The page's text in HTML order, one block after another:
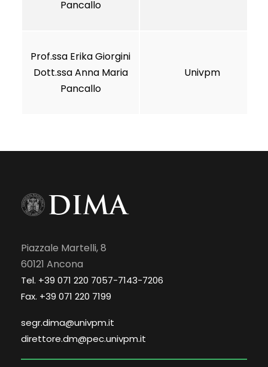
Pancallo
Prof.ssa Erika Giorgini
Dott.ssa Anna Maria
Pancallo
Univpm
Piazzale Martelli, 8
60121 Ancona
Tel. +39 071 220 7057-7143-7206
Fax. +39 071 220 7199
segr.dima@univpm.it
direttore.dm@pec.univpm.it